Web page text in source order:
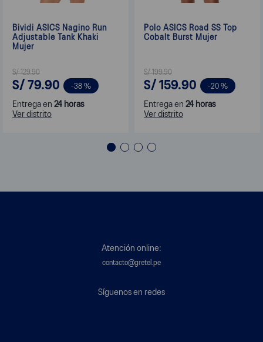
Bividi ASICS Nagino Run
Adjustable Tank Khaki
Mujer
S/ 129.90
S/ 79.90 -38 %
Entrega en 24 horas
Ver distrito
Polo ASICS Road SS Top
Cobalt Burst Mujer
S/ 199.90
S/ 159.90 -20 %
Entrega en 24 horas
Ver distrito
Atención online:
contacto@gretel.pe
Síguenos en redes